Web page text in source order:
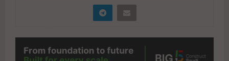
" data-link="https://realty-